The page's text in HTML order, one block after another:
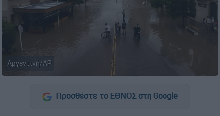
Αργεντινή/ΑΡ
Προσθέστε το ΕΘΝΟΣ στη Google